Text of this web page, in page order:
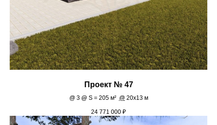
Проект № 47
@ 3 @ S = 205 м² @20х13 м
24 771 000 ₽